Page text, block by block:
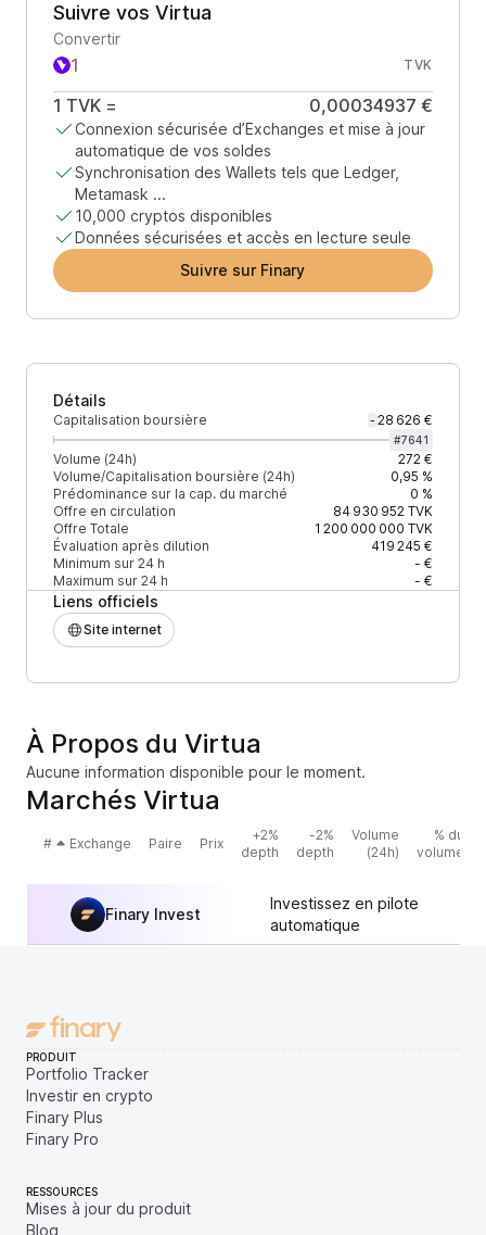
Suivre vos Virtua
Convertir
TVK
1 TVK = 0,00034937 €
Connexion sécurisée d’Exchanges et mise à jour
automatique de vos soldes
Synchronisation des Wallets tels que Ledger,
Metamask ...
10,000 cryptos disponibles
Données sécurisées et accès en lecture seule
Suivre sur Finary
Détails
Capitalisation boursière - 28 626 €
#7641
Volume (24h)
272 €
Volume/Capitalisation boursière (24h)
0,95 %
Prédominance sur la cap. du marché
0 %
Offre en circulation
84 930 952TVK
Offre Totale
1 200 000 000 TVK
Évaluation après dilution
419 245 €
Minimum sur 24 h
- €
Maximum sur 24 h
- €
Liens officiels
Site internet
À Propos du Virtua
Aucune information disponible pour le moment.
Marchés Virtua
# Exchange Paire Prix
+2%
depth
-2%
depth
Volume
(24h)
% du
volume
Finary Invest
Investissez en pilote
automatique
PRODUIT
Portfolio Tracker
Investir en crypto
Finary Plus
Finary Pro
RESSOURCES
Mises à jour du produit
Blog